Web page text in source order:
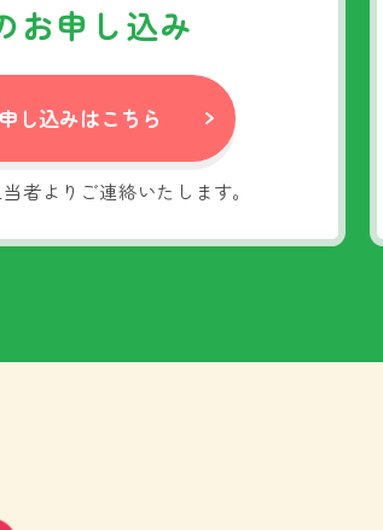
お申し込み
し込みはこちら
者よりご連絡いたします。